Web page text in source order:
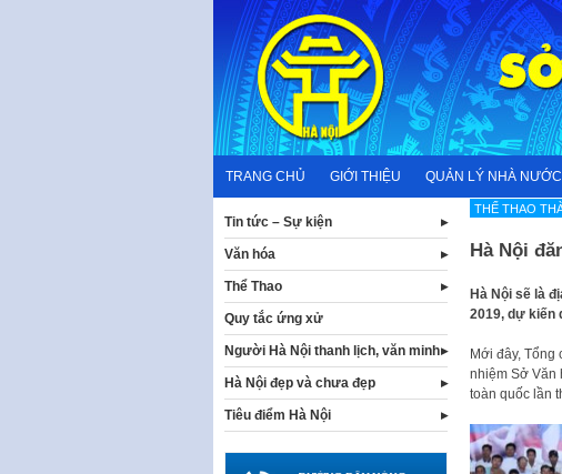
content
TRANG CHỦ GIỚI THIỆU QUẢN LÝ NHÀ NƯỚC
THẾ THAO
Hà Nội
Hà Nội sẽ là
2019, dự kiến
Mới đây, Tổng
nhiệm Sở Văn
toàn quốc lần
Tin tức – Sự kiện
Văn hóa
Thể Thao
Quy tắc ứng xử
Người Hà Nội thanh lịch, văn minh
Hà Nội đẹp và chưa đẹp
Tiêu điểm Hà Nội